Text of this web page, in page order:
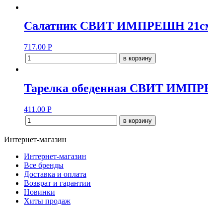
Салатник СВИТ ИМПРЕШН
717.00 Р
в корзину
Тарелка обеденная СВИТ
411.00 Р
в корзину
Интернет-магазин
Интернет-магазин
Все бренды
Доставка и оплата
Возврат и гарантии
Новинки
Хиты продаж